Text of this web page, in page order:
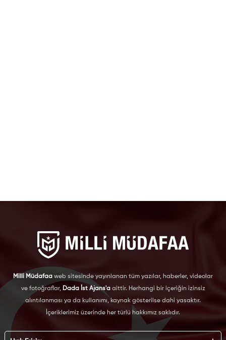
Milli Müdafaa web sitesinde yayınlanan tüm yazılar, haberler, videolar
ve fotoğraflar, Dada İst Ajans'aaittir. Herhangi bir içeriğin izinsiz
alıntılanması ya da kullanımı, kaynak gösterilse dahi yasaktır.
İçeriklerimiz üzerinde her türlü hakkımız saklıdır.